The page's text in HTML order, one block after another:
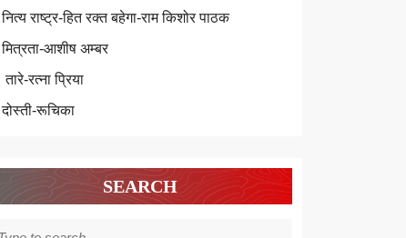
नित्य राष्ट्र-हित रक्त बहेगा-राम किशोर पाठक
मित्रता-आशीष अम्बर
तारे-रत्ना प्रिया
दोस्ती-रूचिका
SEARCH